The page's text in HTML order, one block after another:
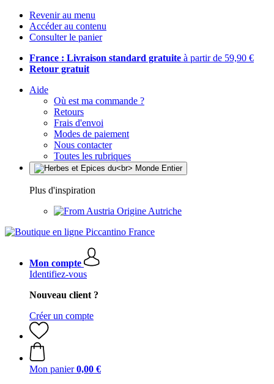
Revenir au menu
Accéder au contenu
Consulter le panier
France : Livraison standard gratuite à partir de 59,90 €
Retour gratuit
Aide
Où est ma commande ?
Retours
Frais d'envoi
Modes de paiement
Nous contacter
Toutes les rubriques
Plus d'inspiration
Origine Autriche
Mon compte
Identifiez-vous
Nouveau client ?
Créer un compte
Mon panier 0,00 €